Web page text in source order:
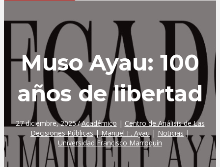
Muso Ayau: 100
años de libertad
27 diciembre, 2025/Académico | Centro de Análisis de Las
Decisiones Públicas|Manuel F. Ayau| Noticias |
Universidad Francisco Marroquín